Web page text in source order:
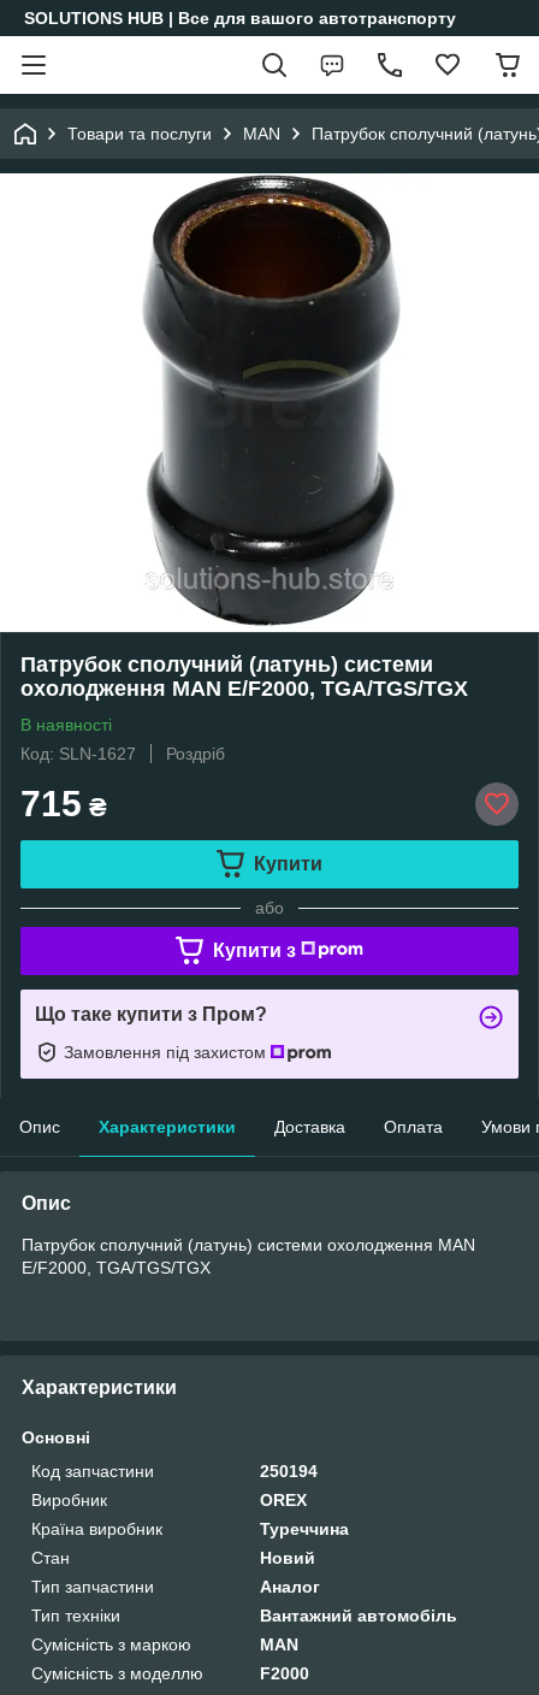
SOLUTIONS HUB | Все для вашого автотранспорту
Товари та послуги MAN Патрубок сполучний
Патрубок сполучний (латунь) системи
охолодження MAN E/F2000, TGA/TGS/TGX
В наявності
Код: SLN-1627
Роздріб
715 ₴
Купити
або
Купити з
Що таке купити з Пром?
Замовлення під захистом
Опис Характеристики Доставка Оплата Умови
Опис
Патрубок сполучний (латунь) системи охолодження MAN
E/F2000, TGA/TGS/TGX
Характеристики
Основні
Код запчастини
250194
Виробник
OREX
Країна виробник
Туреччина
Стан
Новий
Тип запчастини
Аналог
Тип техніки
Вантажний автомобіль
Сумісність з маркою
MAN
Сумісність з моделлю
F2000